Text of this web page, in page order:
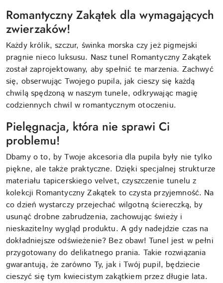
Romantyczny Zakątek dla wymagających
zwierzaków!
Każdy królik, szczur, świnka morska czy jeż pigmejski
pragnie nieco luksusu. Nasz tunel Romantyczny Zakątek
został zaprojektowany, aby spełnić te marzenia. Zachwyć
się, obserwując Twojego pupila, jak cieszy się każdą
chwilą spędzoną w naszym tunele, odkrywając magię
codziennych chwil w romantycznym otoczeniu.
Pielęgnacja, która nie sprawi Ci
problemu!
Dbamy o to, by Twoje akcesoria dla pupila były nie tylko
piękne, ale także praktyczne. Dzięki specjalnej strukturze
materiału tapicerskiego velvet, czyszczenie tunelu z
kolekcji Romantyczny Zakątek to czysta przyjemność. Na
co dzień wystarczy przejechać wilgotną ściereczką, by
usunąć drobne zabrudzenia, zachowując świeży i
nieskazitelny wygląd produktu. A gdy nadejdzie czas na
dokładniejsze odświeżenie? Bez obaw! Tunel jest w pełni
przygotowany do delikatnego prania. Takie rozwiązania
gwarantują, że zarówno Ty, jak i Twój pupil, będziecie
cieszyć się tym kwiecistym zakątkiem przez długie lata.